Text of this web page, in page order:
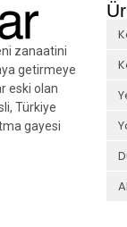
zanaatini
getirmeye
eski olan
Türkiye
gayesi